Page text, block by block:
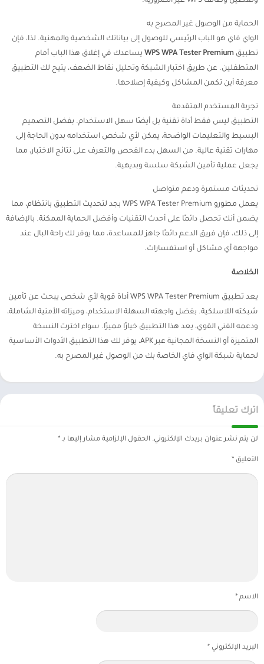
الحماية من الوصول غير المصرح به
الواي فاي هو الباب الرئيسي للوصول إلى بياناتك الشخصية والمهنية. لذا، فإن
تطبيق WPS WPA Tester Premium يساعدك في إغلاق هذا الباب أمام
المتطفلين. عن طريق اختبار الشبكة وتحليل نقاط الضعف، يتيح لك التطبيق
معرفة أين تكمن المشاكل وكيفية إصلاحها.
تجربة المستخدم المتقدمة
التطبيق ليس فقط أداة تقنية بل أيضًا سهل الاستخدام. بفضل التصميم
البسيط والتعليمات الواضحة، يمكن لأي شخص استخدامه بدون الحاجة إلى
مهارات تقنية عالية. من السهل بدء الفحص والتعرف على نتائج الاختبار، مما
يجعل عملية تأمين الشبكة سلسة وبديهية.
تحديثات مستمرة ودعم متواصل
يعمل مطورو WPS WPA Tester Premium بجد لتحديث التطبيق بانتظام، مما
يضمن أنك تحصل دائمًا على أحدث التقنيات وأفضل الحماية الممكنة. بالإضافة
إلى ذلك، فإن فريق الدعم دائمًا جاهز للمساعدة، مما يوفر لك راحة البال عند
مواجهة أي مشاكل أو استفسارات.
الخلاصة
يعد تطبيق WPS WPA Tester Premium أداة قوية لأي شخص يبحث عن تأمين
شبكته اللاسلكية. بفضل واجهته السهلة الاستخدام، وميزاته الأمنية الشاملة،
ودعمه الفني القوي، يعد هذا التطبيق خيارًا مميزًا. سواء اخترت النسخة
المتميزة أو النسخة المجانية عبر APK، يوفر لك هذا التطبيق الأدوات الأساسية
لحماية شبكة الواي فاي الخاصة بك من الوصول غير المصرح به.
اترك تعليقاً
لن يتم نشر عنوان بريدك الإلكتروني. الحقول الإلزامية مشار إليها بـ *
التعليق *
الاسم *
البريد الإلكتروني *